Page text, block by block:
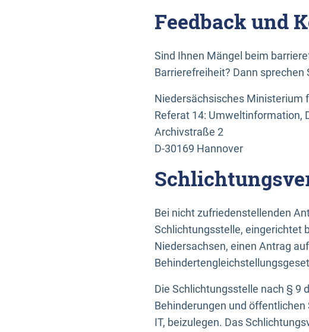
Feedback und
Sind Ihnen Mängel beim
Barrierefreiheit? Dann
Niedersächsisches Ministerium
Referat 14: Umweltinformation,
Archivstraße 2
D-30169 Hannover
Bei nicht zufriedenstellenden
Schlichtungsstelle, eingerichtet
Niedersachsen, einen Antrag
Die Schlichtungsstelle nach § 9
Behinderungen und
IT, beizulegen. Das